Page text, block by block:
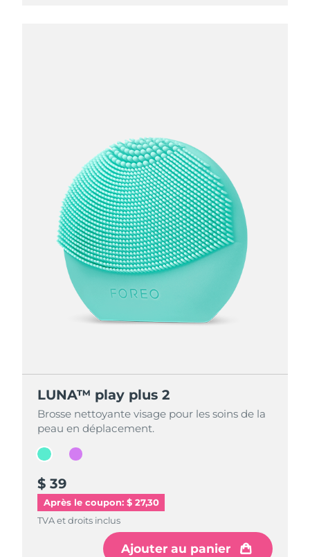
LUNA™ play plus 2
Brosse nettoyante visage pour les soins de la
peau en déplacement.
$ 39
Après le coupon: $ 27,30
TVA et droits inclus
Ajouter au panier
LUNA™ play plus 2
Brosse nettoyante visage pour les soins de la
peau en déplacement.
$ 39
TVA et droits inclus
Ajouter au panier